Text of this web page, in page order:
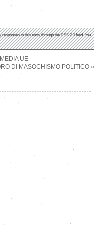
responses to this entry through theRSS 2.0feed. You
UE
DI MASOCHISMO POLITICO »